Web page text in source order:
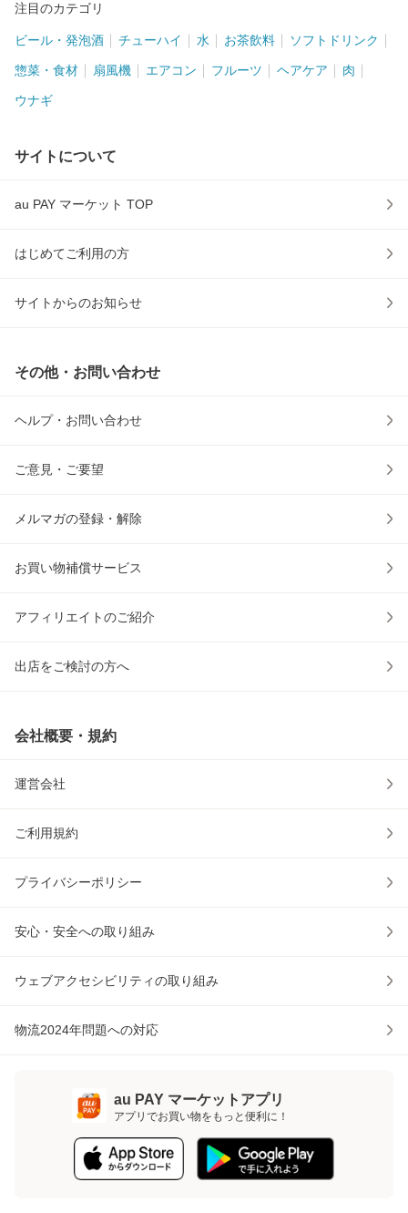
注目のカテゴリ
ビール・発泡酒 チューハイ 水 お茶飲料 ソフトドリンク
惣菜・食材 扇風機 エアコン フルーツ ヘアケア 肉
ウナギ
サイトについて
au PAY マーケット TOP
はじめてご利用の方
サイトからのお知らせ
その他・お問い合わせ
ヘルプ・お問い合わせ
ご意見・ご要望
メルマガの登録・解除
お買い物補償サービス
アフィリエイトのご紹介
出店をご検討の方へ
会社概要・規約
運営会社
ご利用規約
プライバシーポリシー
安心・安全への取り組み
ウェブアクセシビリティの取り組み
物流2024年問題への対応
au PAY マーケットアプリ
アプリでお買い物をもっと便利に！